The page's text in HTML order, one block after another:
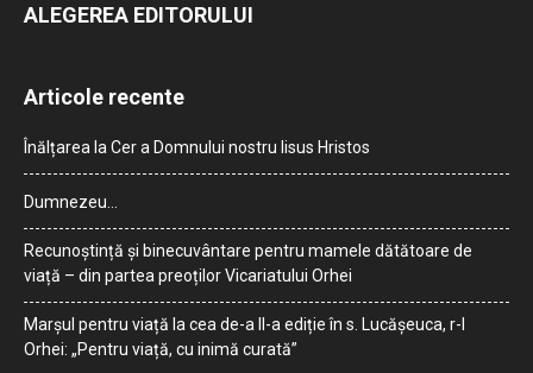
ALEGEREA EDITORULUI
Articole recente
Înălțarea la Cer a Domnului nostru Iisus Hristos
Dumnezeu…
Recunoștință și binecuvântare pentru mamele dătătoare de
viață – din partea preoților Vicariatului Orhei
Marșul pentru viață la cea de-a II-a ediție în s. Lucășeuca, r-l
Orhei: „Pentru viață, cu inimă curată”